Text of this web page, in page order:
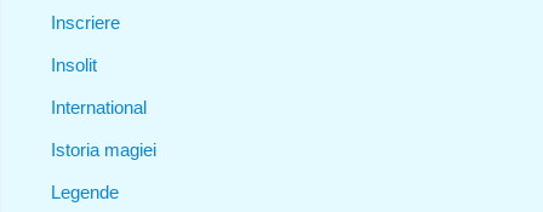
Inscriere
Insolit
International
Istoria magiei
Legende